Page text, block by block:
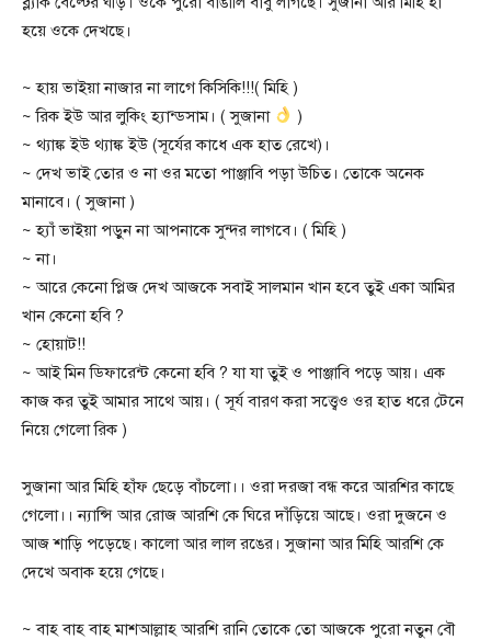
হয়ে ওকে দেখছে।
~ হায় ভাইয়া নাজার না লাগে কিসিকি!!!( মিহি )
~ রিক ইউ আর লুকিং হ্যান্ডসাম। ( সুজানা
)
~ থ্যাঙ্ক ইউ থ্যাঙ্ক ইউ (সূর্যের কাধে এক হাত রেখে)।
~ দেখ ভাই তোর ও না ওর মতো পাঞ্জাবি পড়া উচিত। তোকে অনেক
মানাবে। ( সুজানা )
~ হ্যাঁ ভাইয়া পড়ুন না আপনাকে সুন্দর লাগবে। ( মিহি )
~ না।
~ আরে কেনো প্লিজ দেখ আজকে সবাই সালমান খান হবে তুই একা আমির
খান কেনো হবি ?
~ হোয়াট!!
~ আই মিন ডিফারেন্ট কেনো হবি ? যা যা তুই ও পাঞ্জাবি পড়ে আয়। এক
কাজ কর তুই আমার সাথে আয়। ( সূর্য বারণ করা সত্ত্বেও ওর হাত ধরে টেনে
নিয়ে গেলো রিক )
সুজানা আর মিহি হাঁফ ছেড়ে বাঁচলো।। ওরা দরজা বন্ধ করে আরশির কাছে
গেলো।। ন্যান্সি আর রোজ আরশি কে ঘিরে দাঁড়িয়ে আছে। ওরা দুজনে ও
আজ শাড়ি পড়েছে। কালো আর লাল রঙের। সুজানা আর মিহি আরশি কে
দেখে অবাক হয়ে গেছে।
~ বাহ বাহ বাহ মাশআল্লাহ আরশি রানি তোকে তো আজকে পুরো নতুন বৌ